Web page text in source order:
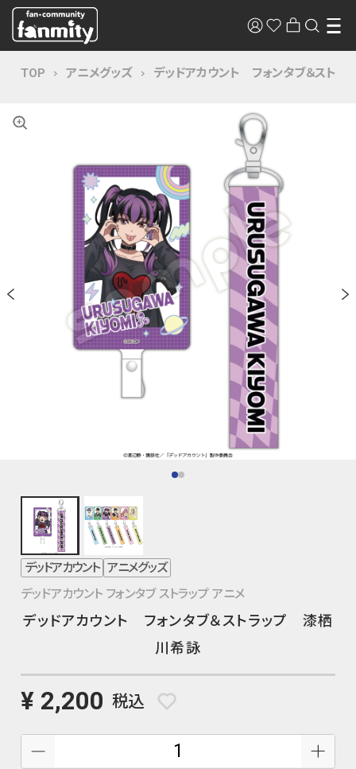
TOP アニメグッズ デッドアカウント フォンタブ＆スト
デッドアカウント アニメグッズ
デッドアカウント フォンタブ ストラップ アニメ
デッドアカウント フォンタブ＆ストラップ 漆栖
川希詠
¥ 2,200 税込